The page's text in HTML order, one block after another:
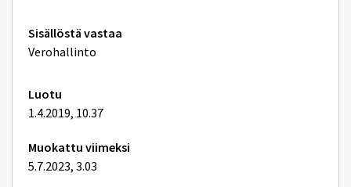
Tekniset
lisätiedot
Sisällöstä vastaa
Verohallinto
Luotu
1.4.2019, 10.37
Muokattu viimeksi
5.7.2023, 3.03